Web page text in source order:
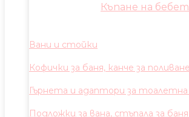
Къпане на
Вани и стойки
Кофички за баня, канче за
Гърнета и адаптори за тоалетна
Подложки за вана, стъпала за баня